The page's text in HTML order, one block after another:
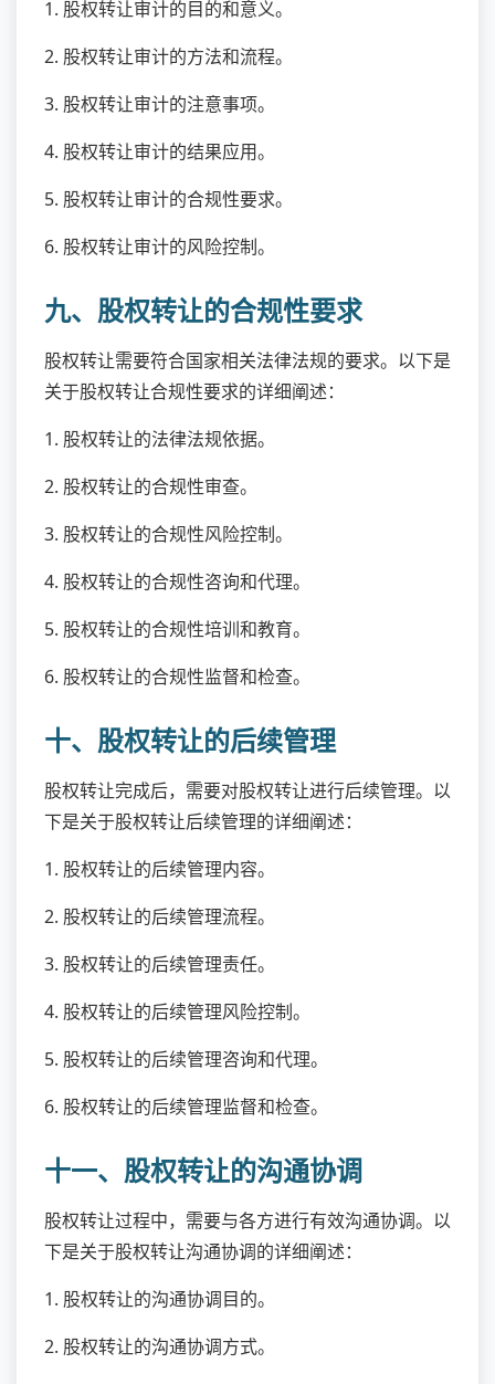
1. 股权转让审计的目的和意义。
2. 股权转让审计的方法和流程。
3. 股权转让审计的注意事项。
4. 股权转让审计的结果应用。
5. 股权转让审计的合规性要求。
6. 股权转让审计的风险控制。
九、股权转让的合规性要求
股权转让需要符合国家相关法律法规的要求。以下是
关于股权转让合规性要求的详细阐述：
1. 股权转让的法律法规依据。
2. 股权转让的合规性审查。
3. 股权转让的合规性风险控制。
4. 股权转让的合规性咨询和代理。
5. 股权转让的合规性培训和教育。
6. 股权转让的合规性监督和检查。
十、股权转让的后续管理
股权转让完成后，需要对股权转让进行后续管理。以
下是关于股权转让后续管理的详细阐述：
1. 股权转让的后续管理内容。
2. 股权转让的后续管理流程。
3. 股权转让的后续管理责任。
4. 股权转让的后续管理风险控制。
5. 股权转让的后续管理咨询和代理。
6. 股权转让的后续管理监督和检查。
十一、股权转让的沟通协调
股权转让过程中，需要与各方进行有效沟通协调。以
下是关于股权转让沟通协调的详细阐述：
1. 股权转让的沟通协调目的。
2. 股权转让的沟通协调方式。